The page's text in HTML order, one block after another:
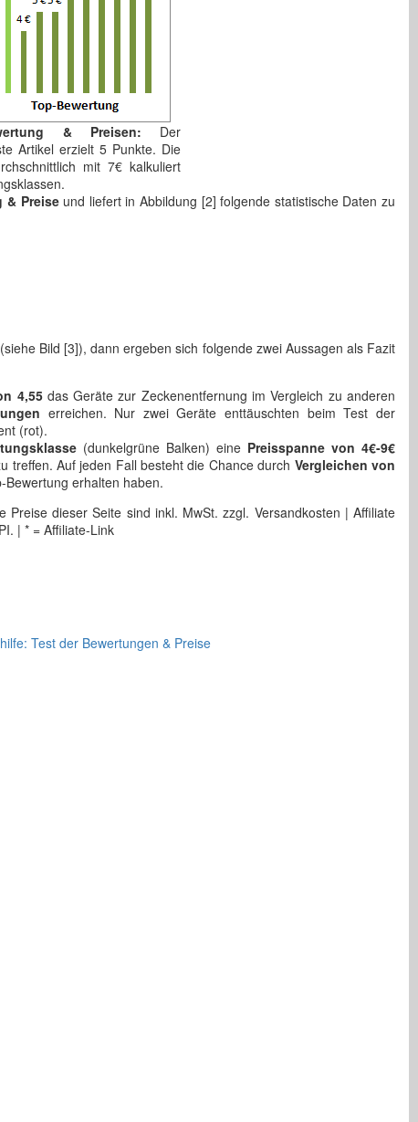
& Preisen: Der
Artikel erzielt 5 Punkte. Die
mit 7€ kalkuliert
& Preiseund liefert in Abbildung [2] folgende statistische Daten zu
Bild [3]), dann ergeben sich folgende zwei Aussagen als Fazit
4,55das Geräte zur Zeckenentfernung im Vergleich zu anderen
erreichen. Nur zwei Geräte enttäuschten beim Test der
(rot).
(dunkelgrüne Balken) eine Preisspanne von 4€-9€
treffen. Auf jeden Fall besteht die Chance durch Vergleichen von
Bewertung erhalten haben.
dieser Seite sind inkl. MwSt. zzgl. Versandkosten | Affiliate
| * = Affiliate-Link
Test der Bewertungen & Preise